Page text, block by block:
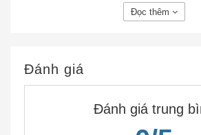
Port Adapters
Đọc thêm
Đánh giá
Đánh giá trung